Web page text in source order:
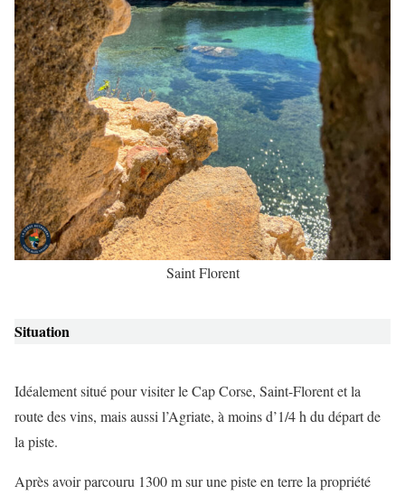
Saint Florent
Situation
Idéalement situé pour visiter le Cap Corse, Saint-Florent et la
route des vins, mais aussi l’Agriate, à moins d’1/4 h du départ de
la piste.
Après avoir parcouru 1300 m sur une piste en terre la propriété